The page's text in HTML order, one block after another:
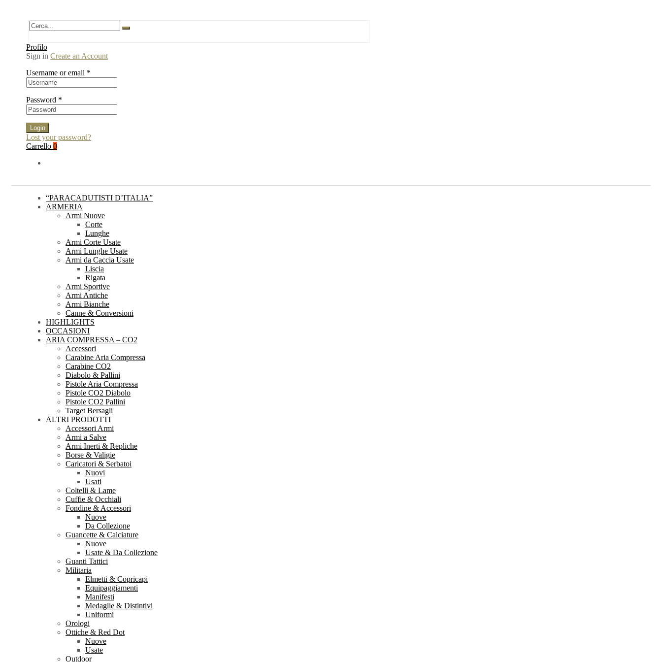
Profilo
Sign in Create an Account
Username or email *
Password *
Login
Lost your password?
Carrello 0
“PARACADUTISTI D’ITALIA”
ARMERIA
Armi Nuove
Corte
Lunghe
Armi Corte Usate
Armi Lunghe Usate
Armi da Caccia Usate
Liscia
Rigata
Armi Sportive
Armi Antiche
Armi Bianche
Canne & Conversioni
HIGHLIGHTS
OCCASIONI
ARIA COMPRESSA – CO2
Accessori
Carabine Aria Compressa
Carabine CO2
Diabolo & Pallini
Pistole Aria Compressa
Pistole CO2 Diabolo
Pistole CO2 Pallini
Target Bersagli
ALTRI PRODOTTI
Accessori Armi
Armi a Salve
Armi Inerti & Repliche
Borse & Valigie
Caricatori & Serbatoi
Nuovi
Usati
Coltelli & Lame
Cuffie & Occhiali
Fondine & Accessori
Nuove
Da Collezione
Guancette & Calciature
Nuove
Usate & Da Collezione
Guanti Tattici
Militaria
Elmetti & Copricapi
Equipaggiamenti
Manifesti
Medaglie & Distintivi
Uniformi
Orologi
Ottiche & Red Dot
Nuove
Usate
Outdoor